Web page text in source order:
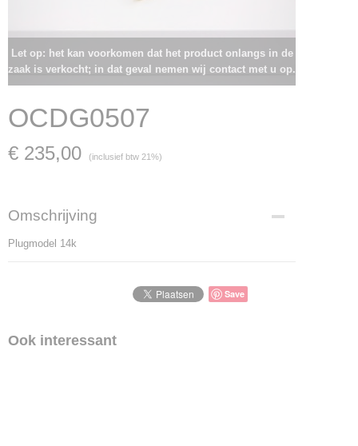
Let op: het kan voorkomen dat het product onlangs in de
zaak is verkocht; in dat geval nemen wij contact met u op.
OCDG0507
€ 235,00 (inclusief btw 21%)
Omschrijving
Plugmodel 14k
Save
Ook interessant